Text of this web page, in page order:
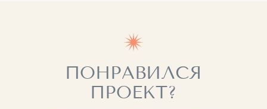
ПОНРАВИЛСЯ
ПРОЕКТ?